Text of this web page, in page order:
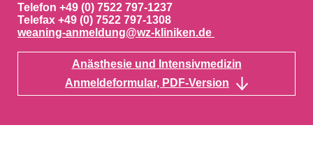
Telefon +49 (0) 7522 797-1237
Telefax +49 (0) 7522 797-1308
weaning-anmeldung@wz-kliniken.de
Anästhesie und Intensivmedizin
Anmeldeformular, PDF-Version